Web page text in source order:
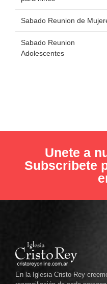
Sabado Reunion de
Sabado Reunion
Adolescentes
Unete a
Subscribete
En la Iglesia Cristo Rey